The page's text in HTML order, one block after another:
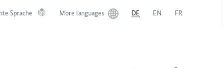
Sprache More languages DE EN FR